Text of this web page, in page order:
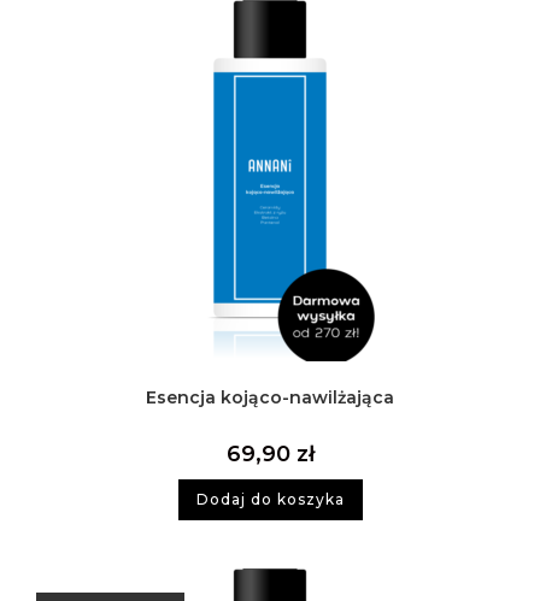
Esencja kojąco-nawilżająca
69,90 zł
Dodaj do koszyka